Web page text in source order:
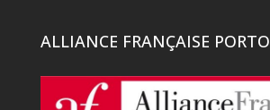
ALLIANCE FRANÇAISE PORTO